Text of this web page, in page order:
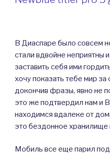
В Диаспаре было совсем
стали вдвойне неприятны
заставить себя ими
хочу показать тебе мир
докончив фразы, явно не
это же подтвердил нам и
находимся вдалеке от
это бездонное
Мобиль все еще парил